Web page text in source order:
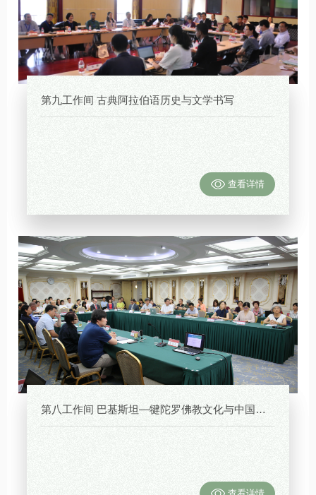
第九工作间 古典阿拉伯语历史与文学书写
查看详情
第八工作间 巴基斯坦—犍陀罗佛教文化与中国新疆的佛寺